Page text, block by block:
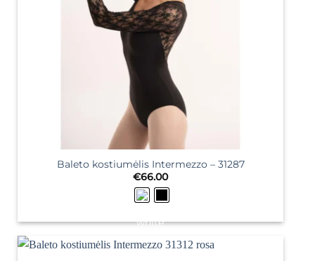
Baleto kostiumėlis Intermezzo – 31287
€66.00